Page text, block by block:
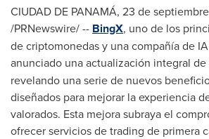
CIUDAD DE PANAMÁ, 23 de
/PRNewswire/ -- BingX, uno de los
de criptomonedas y una compañía de
anunciado una actualización integral de
revelando una serie de nuevos
diseñados para mejorar la experiencia
valorados. Esta mejora subraya el
ofrecer servicios de trading de primera